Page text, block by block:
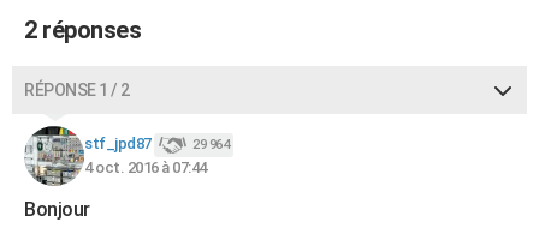
CARTE DE VOEUX
COPAINS D'AVANT
S'inscrire
Se connecter
Lycées
Collèges
Primaires
Universités
Entreprises
Service militaire
Avis de recherche
AVIS DE DÉCÈS
2 réponses
RÉPONSE 1 / 2
stf_jpd87 29 964
4 oct. 2016 à 07:44
Bonjour